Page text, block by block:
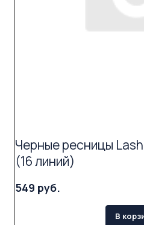
Черные ресницы
(16 линий)
549 руб.
В